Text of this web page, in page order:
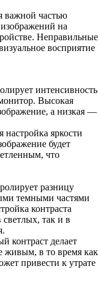
важной частью
на
Неправильные
восприятие
интенсивность
Высокая
а низкая —
настройка яркости
будет
что
разницу
темными частями
контраста
светлых, так и в
контраст делает
живым, в то время как
привести к утрате